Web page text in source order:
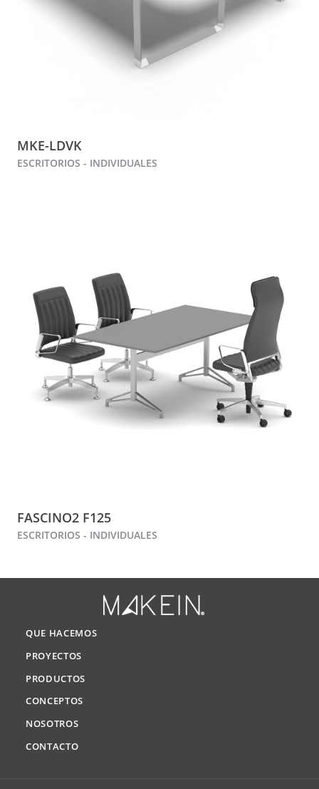
MKE-LDVK
ESCRITORIOS - INDIVIDUALES
FASCINO2 F125
ESCRITORIOS - INDIVIDUALES
QUE HACEMOS
PROYECTOS
PRODUCTOS
CONCEPTOS
NOSOTROS
CONTACTO